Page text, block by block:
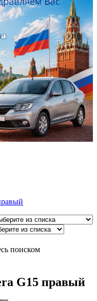
поиском
G15 правый